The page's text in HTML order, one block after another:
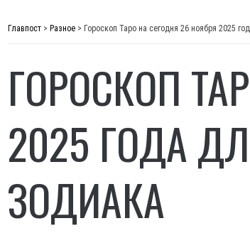
Главпост > Разное > Гороскоп Таро на сегодня 26 ноября 2025
ГОРОСКОП
2025 ГОДА
ЗОДИАКА